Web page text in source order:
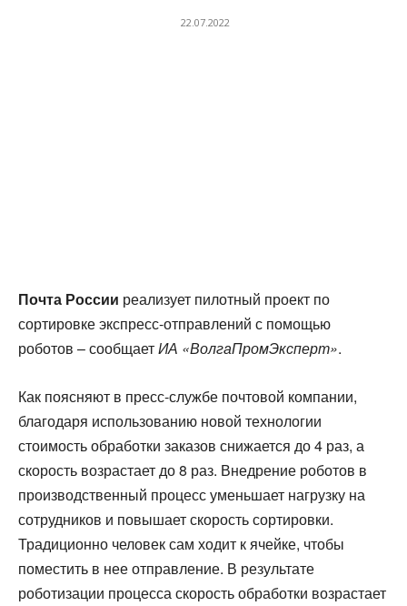
22.07.2022
Почта России реализует пилотный проект по
сортировке экспресс-отправлений с помощью
роботов – сообщаетИА «ВолгаПромЭксперт».
Как поясняют в пресс-службе почтовой компании,
благодаря использованию новой технологии
стоимость обработки заказов снижается до 4 раз, а
скорость возрастает до 8 раз. Внедрение роботов в
производственный процесс уменьшает нагрузку на
сотрудников и повышает скорость сортировки.
Традиционно человек сам ходит к ячейке, чтобы
поместить в нее отправление. В результате
роботизации процесса скорость обработки возрастает